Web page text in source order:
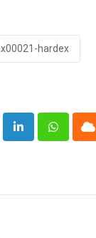
hardex
LinkedInWhatsapp